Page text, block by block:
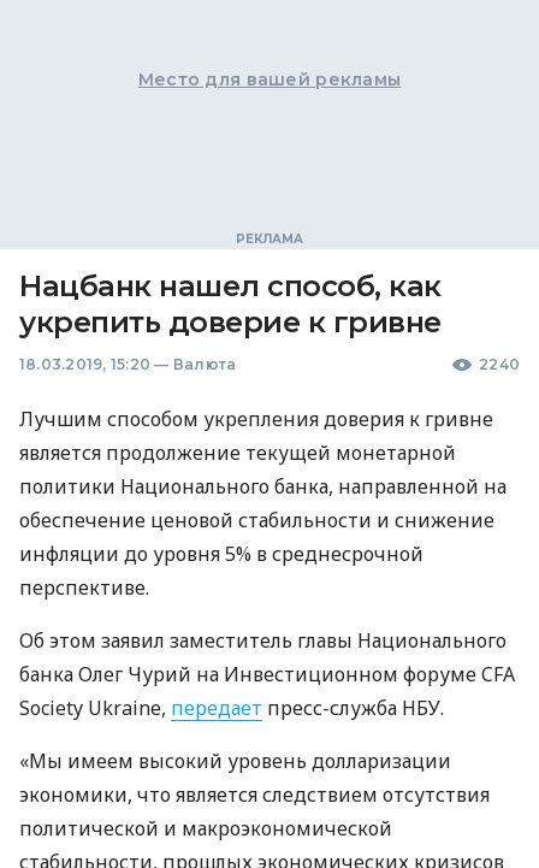
Место для вашей рекламы
Нацбанк нашел способ, как
укрепить доверие к гривне
18.03.2019, 15:20 — Валюта 2240
Лучшим способом укрепления доверия к гривне
является продолжение текущей монетарной
политики Национального банка, направленной на
обеспечение ценовой стабильности и снижение
инфляции до уровня 5% в среднесрочной
перспективе.
Об этом заявил заместитель главы Национального
банка Олег Чурий на Инвестиционном форумеCFA
Society Ukraine, передает пресс-служба НБУ.
«Мы имеем высокий уровень долларизации
экономики, что является следствием отсутствия
политической и макроэкономической
стабильности, прошлых экономических кризисов